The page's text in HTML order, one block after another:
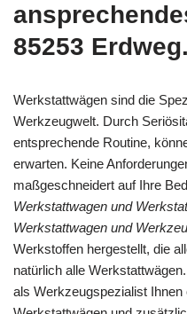
85253 Erdweg.
Werkstattwägen sind die
Werkzeugwelt. Durch
entsprechende Routine,
erwarten. Keine
maßgeschneidert auf Ihre
Werkstattwagen und
Werkstattwagen und
Werkstoffen hergestellt, die
natürlich alle
als Werkzeugspezialist